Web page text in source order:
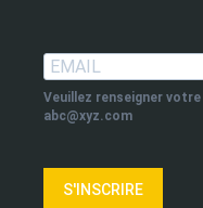
Veuillez renseigner
abc@xyz.com
S'INSCRIRE